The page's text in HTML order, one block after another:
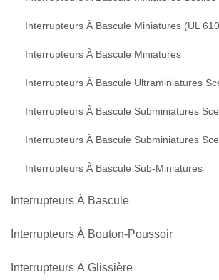
Interrupteurs À Bascule Miniatures (UL
Interrupteurs À Bascule Miniatures
Interrupteurs À Bascule Ultraminiatures
Interrupteurs À Bascule Subminiatures
Interrupteurs À Bascule Subminiatures
Interrupteurs À Bascule Sub-Miniatures
Interrupteurs À Bascule
Interrupteurs À Bouton-Poussoir
Interrupteurs À Glissière